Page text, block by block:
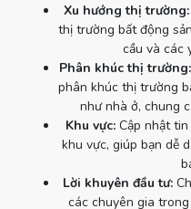
Xu hướng thị trường:
thị trường bất động
cầu và các
Phân khúc thị trường:
phân khúc thị trường
như nhà ở, chung
Khu vực: Cập nhật
khu vực, giúp bạn dễ
Lời khuyên đầu tư:
các chuyên gia